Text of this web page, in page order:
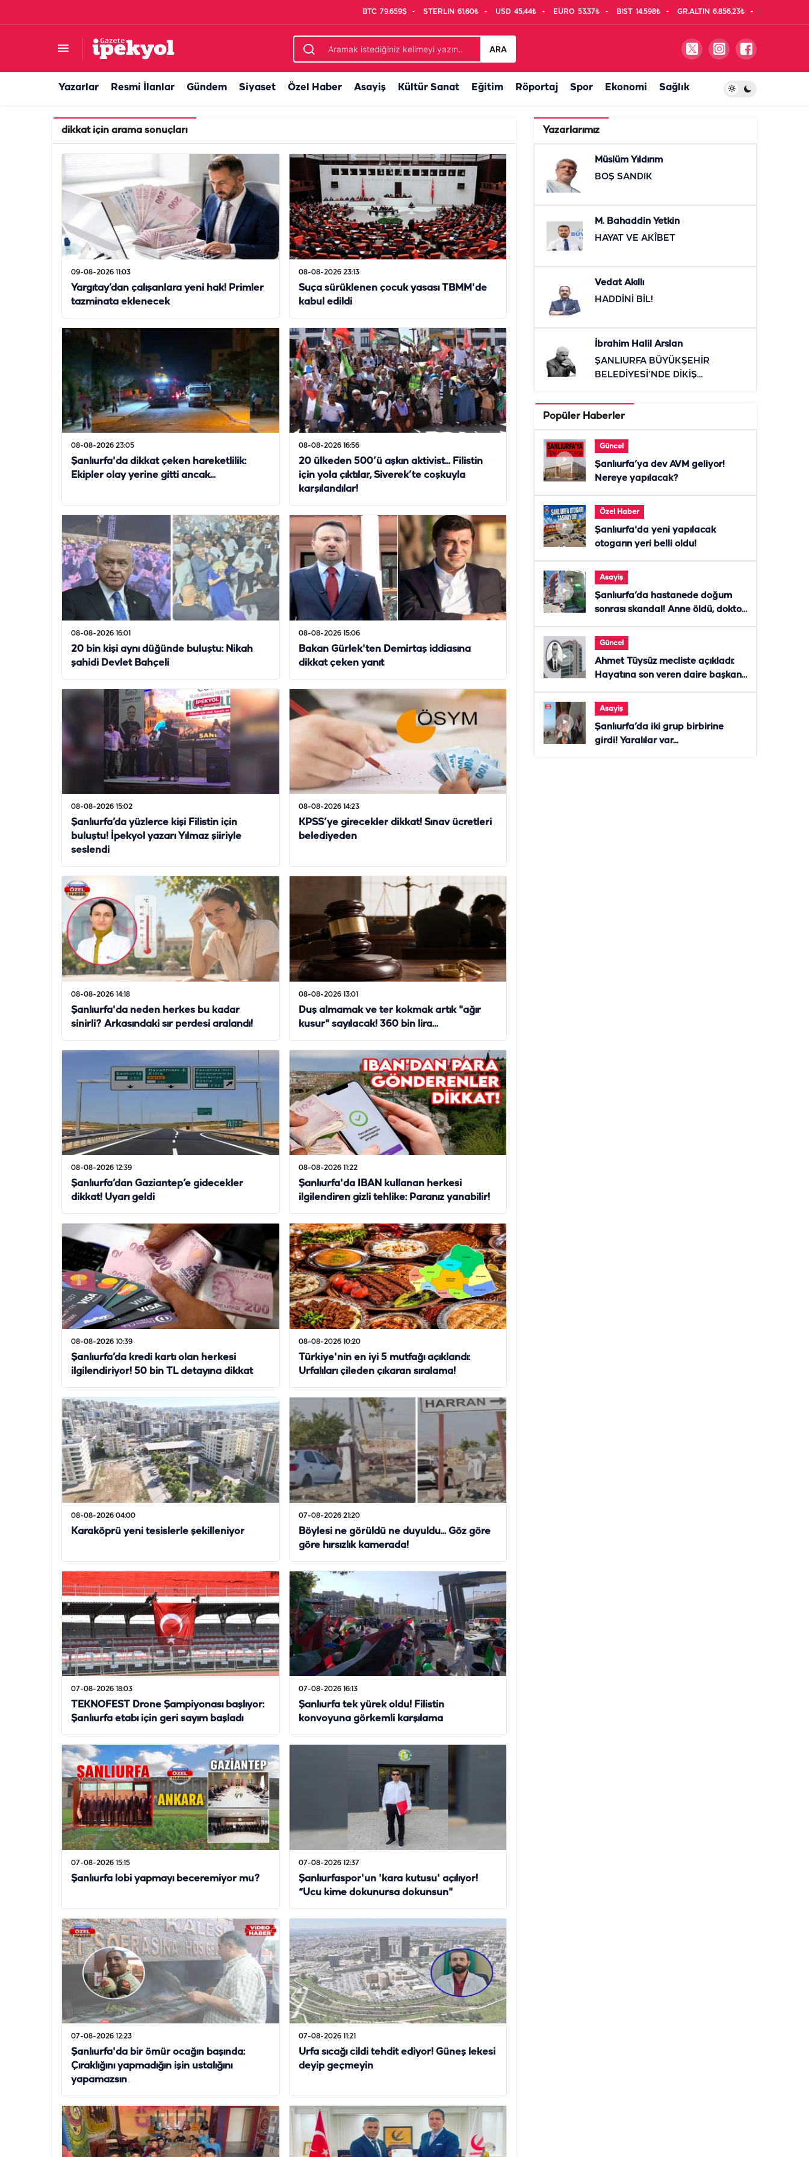
BTC 79.659$ STERLIN 61,60₺ USD 45,44₺ EURO 53,37₺ BIST 14.598₺ GR.ALTIN 6.856,23₺
ARA
Yazarlar Resmi İlanlar Gündem Siyaset Özel Haber Asayiş Kültür Sanat Eğitim Röportaj Spor Ekonomi Sağlık
dikkatiçin arama sonuçları
09-08-2026 11:03
Yargıtay’dan çalışanlara yeni hak! Primler
tazminata eklenecek
08-08-2026 23:13
Suça sürüklenen çocuk yasası TBMM'de
kabul edildi
08-08-2026 23:05
Şanlıurfa'da dikkat çeken hareketlilik:
Ekipler olay yerine gitti ancak...
08-08-2026 16:56
20 ülkeden 500’ü aşkın aktivist... Filistin
için yola çıktılar, Siverek’te coşkuyla
karşılandılar!
08-08-2026 16:01
20 bin kişi aynı düğünde buluştu: Nikah
şahidi Devlet Bahçeli
08-08-2026 15:06
Bakan Gürlek'ten Demirtaş iddiasına
dikkat çeken yanıt
08-08-2026 15:02
Şanlıurfa’da yüzlerce kişi Filistin için
buluştu! İpekyol yazarı Yılmaz şiiriyle
seslendi
08-08-2026 14:23
KPSS’ye girecekler dikkat! Sınav ücretleri
belediyeden
08-08-2026 14:18
Şanlıurfa'da neden herkes bu kadar
sinirli? Arkasındaki sır perdesi aralandı!
08-08-2026 13:01
Duş almamak ve ter kokmak artık "ağır
kusur" sayılacak! 360 bin lira…
08-08-2026 12:39
Şanlıurfa’dan Gaziantep’e gidecekler
dikkat! Uyarı geldi
08-08-2026 11:22
Şanlıurfa'da IBAN kullanan herkesi
ilgilendiren gizli tehlike: Paranız yanabilir!
08-08-2026 10:39
Şanlıurfa’da kredi kartı olan herkesi
ilgilendiriyor! 50 bin TL detayına dikkat
08-08-2026 10:20
Türkiye'nin en iyi 5 mutfağı açıklandı:
Urfalıları çileden çıkaran sıralama!
08-08-2026 04:00
Karaköprü yeni tesislerle şekilleniyor
07-08-2026 21:20
Böylesi ne görüldü ne duyuldu... Göz göre
göre hırsızlık kamerada!
07-08-2026 18:03
TEKNOFEST Drone Şampiyonası başlıyor:
Şanlıurfa etabı için geri sayım başladı
07-08-2026 16:13
Şanlıurfa tek yürek oldu! Filistin
konvoyuna görkemli karşılama
07-08-2026 15:15
Şanlıurfa lobi yapmayı beceremiyor mu?
07-08-2026 12:37
Şanlıurfaspor'un 'kara kutusu' açılıyor!
“Ucu kime dokunursa dokunsun"
07-08-2026 12:23
Şanlıurfa'da bir ömür ocağın başında:
Çıraklığını yapmadığın işin ustalığını
yapamazsın
07-08-2026 11:21
Urfa sıcağı cildi tehdit ediyor! Güneş lekesi
deyip geçmeyin
Yazarlarımız
Müslüm Yıldırım
BOŞ SANDIK
M. Bahaddin Yetkin
HAYAT VE AKÎBET
Vedat Akıllı
HADDİNİ BİL!
İbrahim Halil Arslan
ŞANLIURFA BÜYÜKŞEHİR
BELEDİYESİ’NDE DİKİŞ
Popüler Haberler
Güncel
Şanlıurfa’ya dev AVM geliyor!
Nereye yapılacak?
Özel Haber
Şanlıurfa'da yeni yapılacak
otogarın yeri belli oldu!
Asayiş
Şanlıurfa’da hastanede doğum
sonrası skandal! Anne öldü, doktor
Güncel
Ahmet Tüysüz mecliste açıkladı:
Hayatına son veren daire başkanı
bıraktı
Asayiş
Şanlıurfa’da iki grup birbirine
girdi! Yaralılar var...